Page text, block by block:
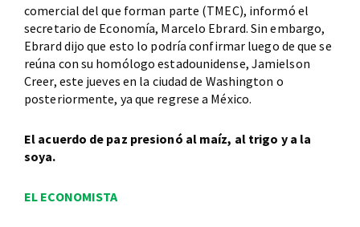
comercial del que forman parte (TMEC), informó el
secretario de Economía, Marcelo Ebrard. Sin embargo,
Ebrard dijo que esto lo podría confirmar luego de que se
reúna con su homólogo estadounidense, Jamielson
Creer, este jueves en la ciudad de Washington o
posteriormente, ya que regrese a México.
El acuerdo de paz presionó al maíz, al trigo y a la
soya.
EL ECONOMISTA